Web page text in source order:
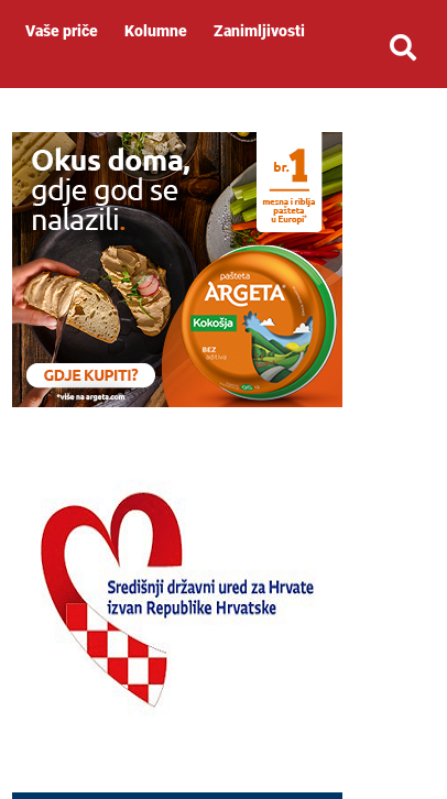
Vaše priče Kolumne
Zanimljivosti